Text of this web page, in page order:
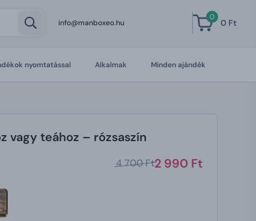
info@manboxeo.hu
0
0 Ft
nyomtatással Alkalmak Minden ajándék
vagy teához – rózsaszín
4 700 Ft2 990 Ft